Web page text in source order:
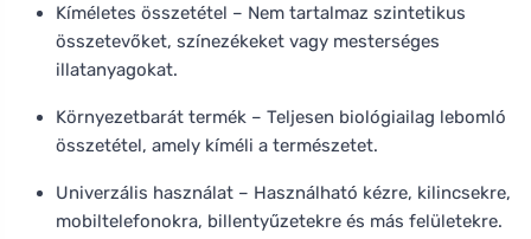
Kíméletes összetétel – Nem tartalmaz szintetikus
összetevőket, színezékeket vagy mesterséges
illatanyagokat.
Környezetbarát termék – Teljesen biológiailag lebomló
összetétel, amely kíméli a természetet.
Univerzális használat – Használható kézre, kilincsekre,
mobiltelefonokra, billentyűzetekre és más felületekre.